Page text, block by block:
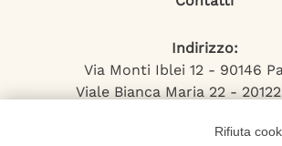
Indirizzo:
Via Monti Iblei 12 - 90146
Viale Bianca Maria 22 -
800-034.597
Rifiuta